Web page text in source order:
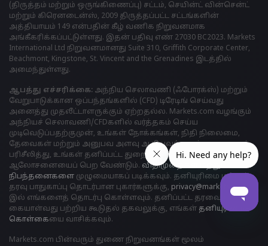
(திருத்தம் மற்றும் ஒருங்கிணைப்பு) சட்டம், செயின்ட் வின்சென்ட்
மற்றும் கிரெனடைன்ஸ், 2009 திருத்தப்பட்ட சட்டங்களின்
அத்தியாயம் 149 என்பதின் கீழ் வணிக நிறுவனமாக
அங்கீகரிக்கப்பட்டுள்ளது. இதன் பதிவு எண் 27030 BC2023. Markets
International Ltd நிறுவனமானது Suite 310, Griffith Corporate Center,
Beachmont, Kingstone, St. Vincent and the Grenadines இடத்தில்
அமைந்துள்ளது.
ஆபத்து எச்சரிக்கை: அந்நிய செலாவணி (ஃபோரக்ஸ்) மற்றும்
வேறுபாடுக்கான ஒப்பந்தங்களில் (CFD) டிரேடிங் செய்வது
அனைத்து முதலீட்டாளருக்கும் ஏற்றதல்ல. Markets.com வழங்கும்
அந்நியச் செலாவணி/CFDகளில் வர்த்தகம் செய்ய
முடிவெடுப்பதற்குமுன், உங்கள் நோக்கங்கள், நிதி நிலைமை,
தேவைகள் மற்றும் அனுபவ அளவு ஆகியவற்றைக் கவனமாகப்
பரிசீலித்து, உங்கள் தனிப்பட்ட துறைசார் நிபுணரின்
ஆலோசனையைப் பெற வேண்டும். விதிமுறைகள் மற்றும்
நிபந்தனைகளை முழுமையாகப் படிக்கவும். தனியுரிமை மற்றும்
தரவு பாதுகாப்பு தொடர்பான புகார்களுக்கு, privacy@markets.com
இல் எங்களைத் தொடர்பு கொள்ளவும். தனிப்பட்ட தரவைக்
கையாள்வது பற்றிய கூடுதல் தகவலுக்கு, எங்கள் தனியுரிமைக்
கொள்கையை வாசிக்கவும்.
Markets.com பின்வரும் துணை நிறுவனங்கள் மூலம்